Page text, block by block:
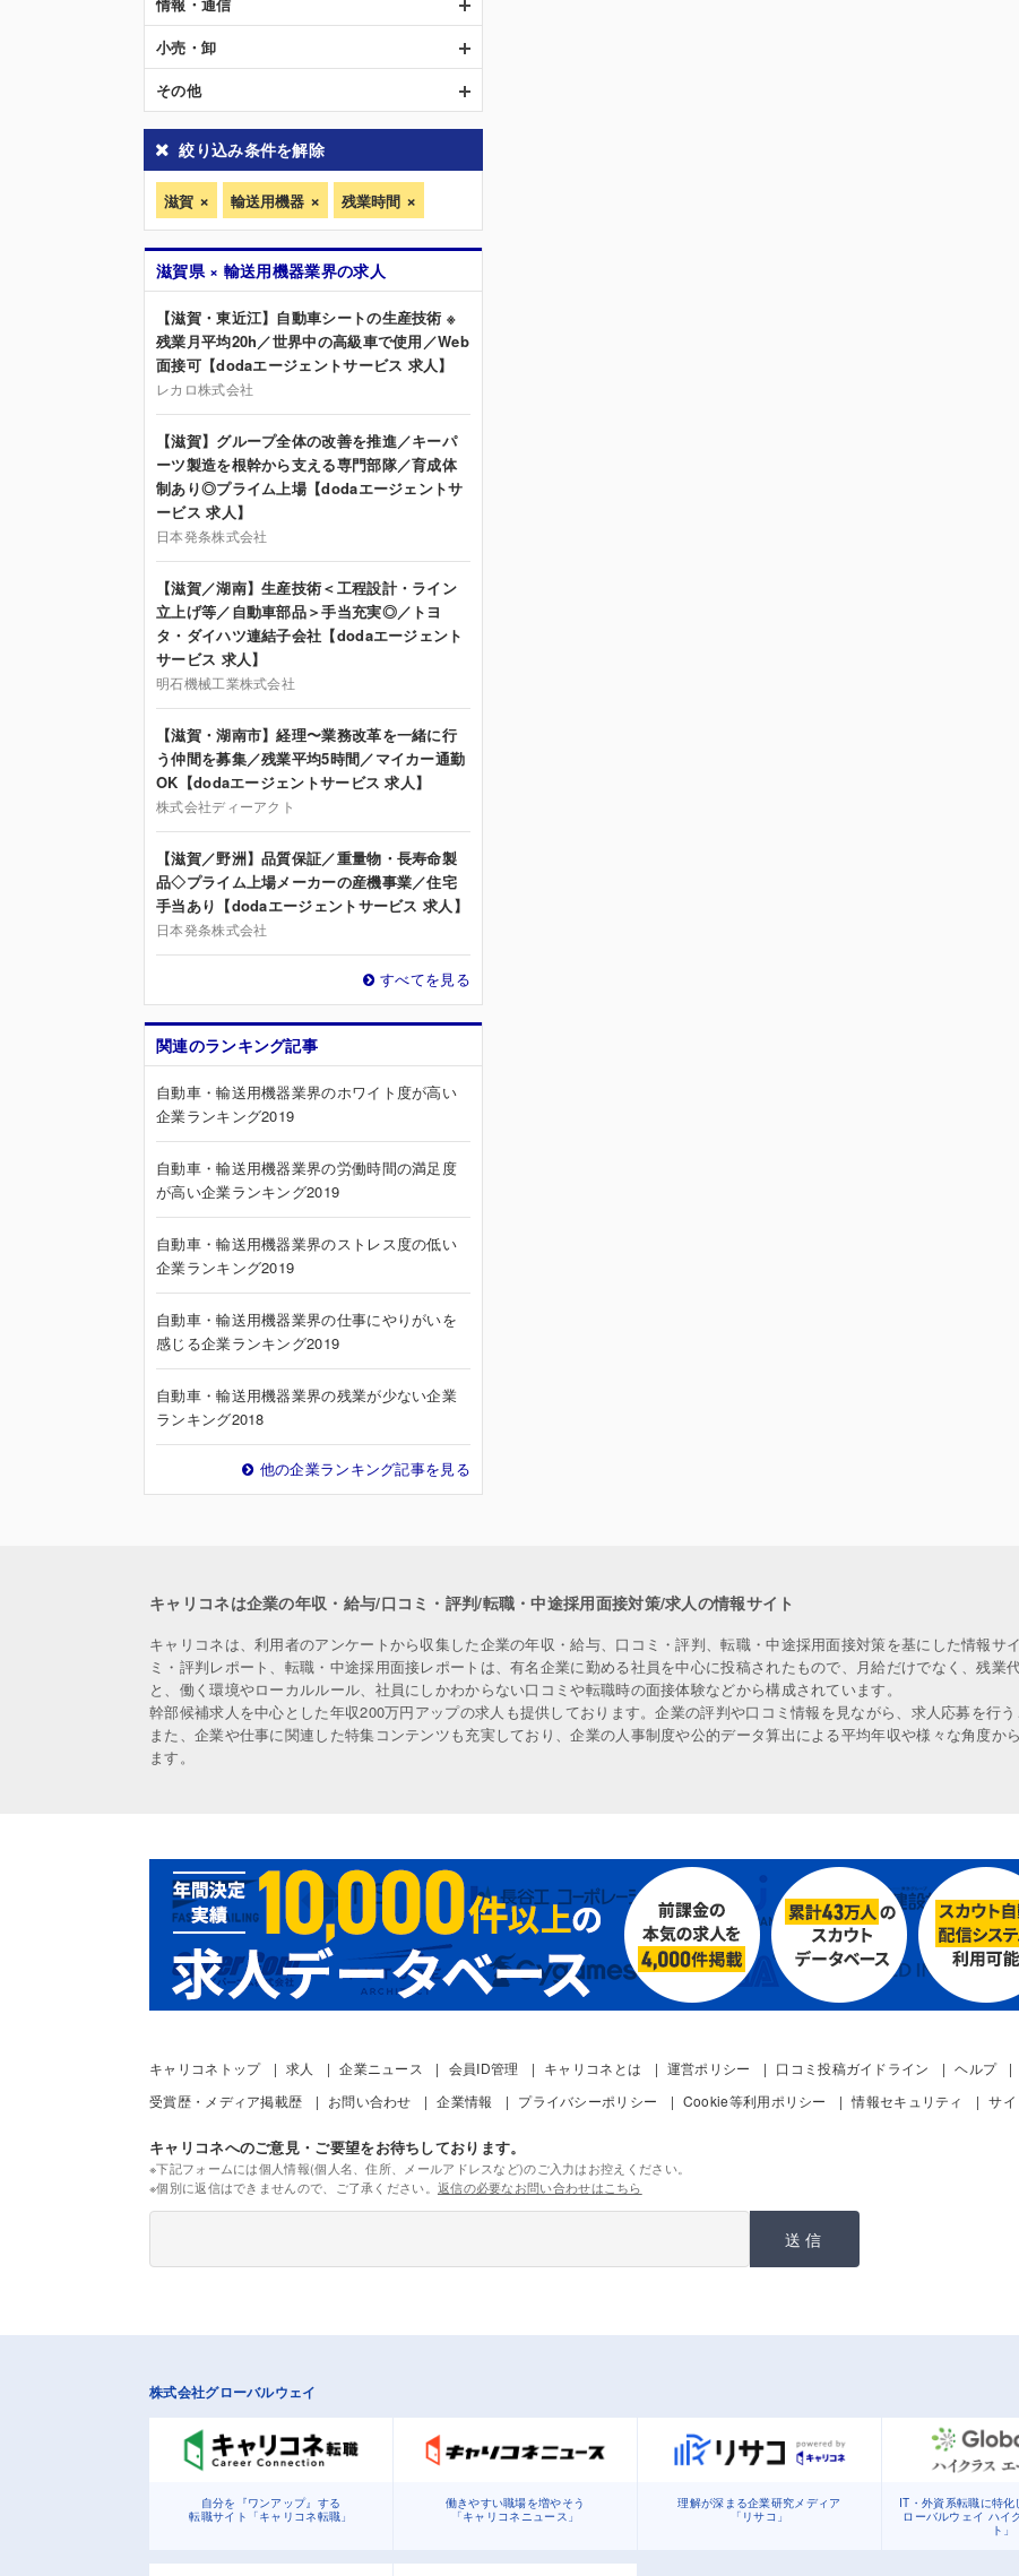
小売・卸
その他
絞り込み条件を解除
滋賀 輸送用機器 残業時間
滋賀県 × 輸送用機器業界の求人
【滋賀・東近江】自動車シートの生産技術 ※
残業月平均20h／世界中の高級車で使用／Web
面接可【dodaエージェントサービス 求人】
レカロ株式会社
【滋賀】グループ全体の改善を推進／キーパ
ーツ製造を根幹から支える専門部隊／育成体
制あり◎プライム上場【dodaエージェントサ
ービス 求人】
日本発条株式会社
【滋賀／湖南】生産技術＜工程設計・ライン
立上げ等／自動車部品＞手当充実◎／トヨ
タ・ダイハツ連結子会社【dodaエージェント
サービス 求人】
明石機械工業株式会社
【滋賀・湖南市】経理〜業務改革を一緒に行
う仲間を募集／残業平均5時間／マイカー通勤
OK【dodaエージェントサービス 求人】
株式会社ディーアクト
【滋賀／野洲】品質保証／重量物・長寿命製
品◇プライム上場メーカーの産機事業／住宅
手当あり【dodaエージェントサービス 求人】
日本発条株式会社
すべてを見る
関連のランキング記事
自動車・輸送用機器業界のホワイト度が高い
企業ランキング2019
自動車・輸送用機器業界の労働時間の満足度
が高い企業ランキング2019
自動車・輸送用機器業界のストレス度の低い
企業ランキング2019
自動車・輸送用機器業界の仕事にやりがいを
感じる企業ランキング2019
自動車・輸送用機器業界の残業が少ない企業
ランキング2018
他の企業ランキング記事を見る
キャリコネは企業の年収・給与/口コミ・評判/転職・中途採用面接対策/求人の情報サイト
キャリコネは、利用者のアンケートから収集した企業の年収・給与、口コミ・評判、転職・中途採用面接対策を基にした情報サ
ミ・評判レポート、転職・中途採用面接レポートは、有名企業に勤める社員を中心に投稿されたもので、月給だけでなく、残業
と、働く環境やローカルルール、社員にしかわからない口コミや転職時の面接体験などから構成されています。
幹部候補求人を中心とした年収200万円アップの求人も提供しております。企業の評判や口コミ情報を見ながら、求人応募を行う
また、企業や仕事に関連した特集コンテンツも充実しており、企業の人事制度や公的データ算出による平均年収や様々な角度
ます。
キャリコネトップ 求人 企業ニュース 会員ID管理 キャリコネとは 運営ポリシー 口コミ投稿ガイドライン ヘルプ
受賞歴・メディア掲載歴
お問い合わせ 企業情報 プライバシーポリシー Cookie等利用ポリシー 情報セキュリティ サ
キャリコネへのご意見・ご要望をお待ちしております。
※下記フォームには個人情報(個人名、住所、メールアドレスなど)のご入力はお控えください。
※個別に返信はできませんので、ご了承ください。 返信の必要なお問い合わせはこちら
送信
株式会社グローバルウェイ
自分を『ワンアップ』する
転職サイト「キャリコネ転職」
働きやすい職場を増やそう
「キャリコネニュース」
理解が深まる企業研究メディア
「リサコ」
IT・外資系転職に特
ローバルウェイ ハイ
ト」